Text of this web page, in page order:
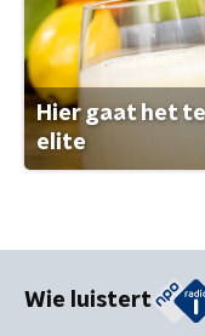
Hier gaat het
elite
Wie luistert